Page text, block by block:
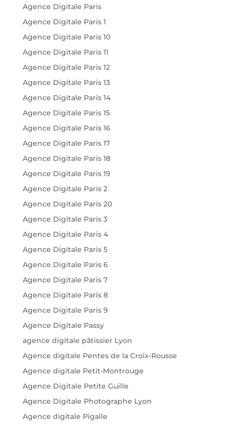
Agence Digitale Paris
Agence Digitale Paris 1
Agence Digitale Paris 10
Agence Digitale Paris 11
Agence Digitale Paris 12
Agence Digitale Paris 13
Agence Digitale Paris 14
Agence Digitale Paris 15
Agence Digitale Paris 16
Agence Digitale Paris 17
Agence Digitale Paris 18
Agence Digitale Paris 19
Agence Digitale Paris 2
Agence Digitale Paris 20
Agence Digitale Paris 3
Agence Digitale Paris 4
Agence Digitale Paris 5
Agence Digitale Paris 6
Agence Digitale Paris 7
Agence Digitale Paris 8
Agence Digitale Paris 9
Agence Digitale Passy
agence digitale pâtissier Lyon
Agence digitale Pentes de la Croix-Rousse
Agence digitale Petit-Montrouge
Agence Digitale Petite Guille
Agence Digitale Photographe Lyon
Agence digitale Pigalle